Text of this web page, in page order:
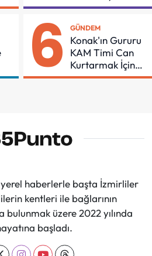
Çocuk Şenliği
6 GÜNDEM
Konak'ın Gururu
KAM Timi Can
Kurtarmak İçin
Demir Aldı
haberlerle başta İzmirliler
kentleri ile bağlarının
bulunmak üzere 2022 yılında
başladı.